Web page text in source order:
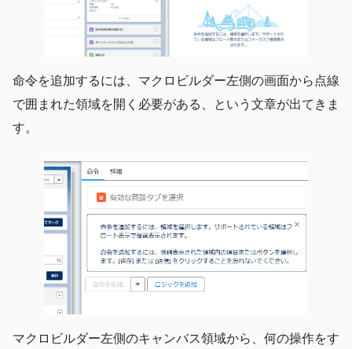
命令を追加するには、マクロビルダー左側の画面から点線
で囲まれた領域を開く必要がある、という文章が出てきま
す。
マクロビルダー左側のキャンバス領域から、何の操作をす